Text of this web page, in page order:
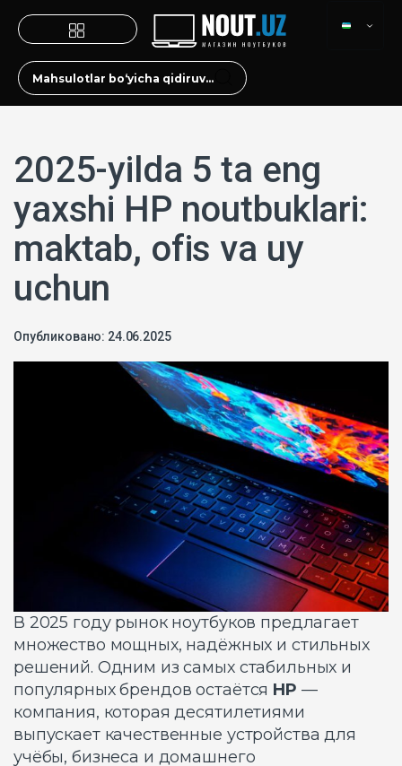
2025-yilda 5 ta eng
yaxshi HP noutbuklari:
maktab, ofis va uy
uchun
Опубликовано: 24.06.2025
В 2025 году рынок ноутбуков предлагает
множество мощных, надёжных и стильных
решений. Одним из самых стабильных и
популярных брендов остаётся HP —
компания, которая десятилетиями
выпускает качественные устройства для
учёбы, бизнеса и домашнего